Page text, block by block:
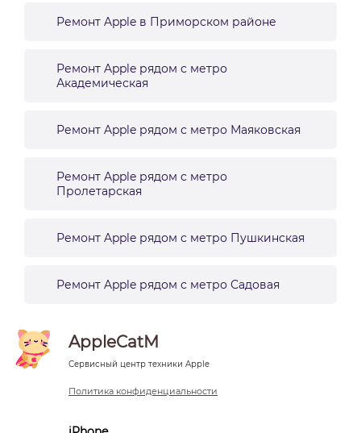
Ремонт Apple в Приморском районе
Ремонт Apple рядом с метро
Академическая
Ремонт Apple рядом с метро Маяковская
Ремонт Apple рядом с метро
Пролетарская
Ремонт Apple рядом с метро Пушкинская
Ремонт Apple рядом с метро Садовая
AppleCatM
Сервисный центр техники Apple
Политика конфиденциальности